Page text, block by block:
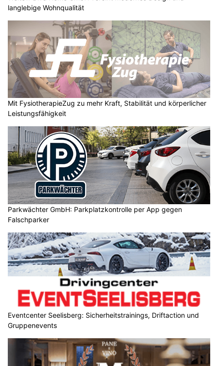
Mit FysiotherapieZug zu mehr Kraft, Stabilität und körperlicher
Leistungsfähigkeit
Parkwächter GmbH: Parkplatzkontrolle per App gegen
Falschparker
Eventcenter Seelisberg: Sicherheitstrainings, Driftaction und
Gruppenevents